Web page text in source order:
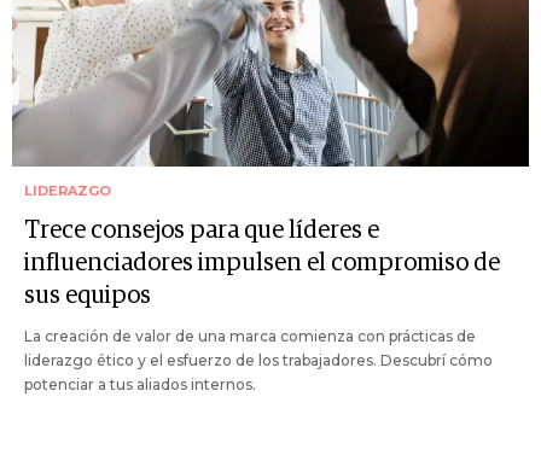
LIDERAZGO
Trece consejos para que líderes e
influenciadores impulsen el compromiso de
sus equipos
La creación de valor de una marca comienza con prácticas de
liderazgo ético y el esfuerzo de los trabajadores. Descubrí cómo
potenciar a tus aliados internos.